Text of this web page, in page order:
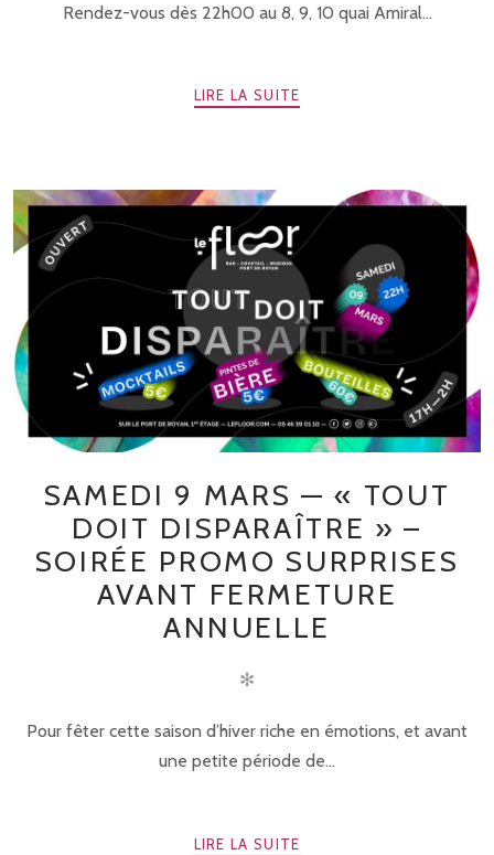
Rendez-vous dès 22h00 au 8, 9, 10 quai Amiral...
LIRE LA SUITE
SAMEDI 9 MARS — « TOUT
DOIT DISPARAÎTRE » –
SOIRÉE PROMO SURPRISES
AVANT FERMETURE
ANNUELLE
✻
Pour fêter cette saison d’hiver riche en émotions, et avant
une petite période de...
LIRE LA SUITE